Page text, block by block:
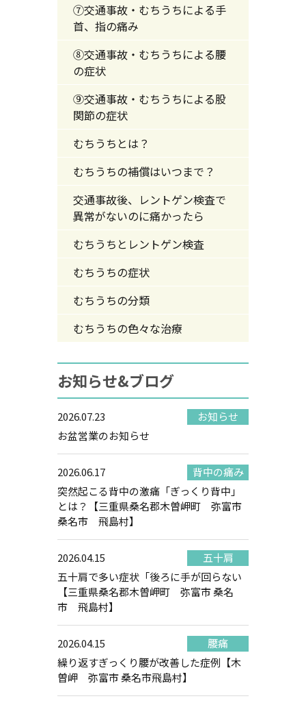
⑦交通事故・むちうちによる手
首、指の痛み
⑧交通事故・むちうちによる腰
の症状
⑨交通事故・むちうちによる股
関節の症状
むちうちとは？
むちうちの補償はいつまで？
交通事故後、レントゲン検査で
異常がないのに痛かったら
むちうちとレントゲン検査
むちうちの症状
むちうちの分類
むちうちの色々な治療
お知らせ&ブログ
2026.07.23
お知らせ
お盆営業のお知らせ
2026.06.17
背中の痛み
突然起こる背中の激痛「ぎっくり背中」
とは？【三重県桑名郡木曽岬町 弥富市
桑名市 飛島村】
2026.04.15
五十肩
五十肩で多い症状「後ろに手が回らない
【三重県桑名郡木曽岬町 弥富市 桑名
市 飛島村】
2026.04.15
腰痛
繰り返すぎっくり腰が改善した症例【木
曽岬 弥富市 桑名市飛島村】